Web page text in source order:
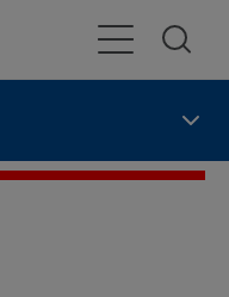
Toggle